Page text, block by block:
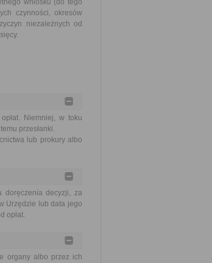
wniosku (do tego
czynności, okresów
niezależnych od
Niemniej, w toku
przesłanki.
lub prokury albo
doręczenia decyzji, za
Urzędzie lub data jego
opłat.
organy albo przez ich